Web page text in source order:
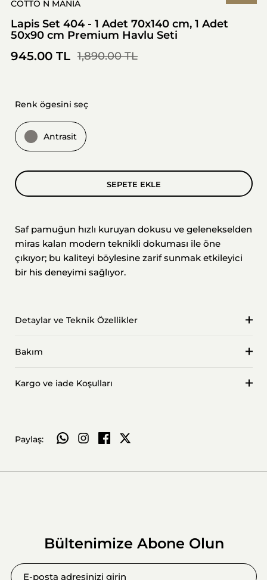
COTTO N MANIA
Lapis Set 404 - 1 Adet 70x140 cm, 1 Adet
50x90 cm Premium Havlu Seti
945.00 TL 1,890.00 TL
Renk ögesini seç
Antrasit
SEPETE EKLE
Saf pamuğun hızlı kuruyan dokusu ve gelenekselden
miras kalan modern teknikli dokuması ile öne
çıkıyor; bu kaliteyi böylesine zarif sunmak etkileyici
bir his deneyimi sağlıyor.
Detaylar ve Teknik Özellikler
Bakım
Kargo ve iade Koşulları
Paylaş: WhatsApp ile paylaş
Bültenimize Abone Olun